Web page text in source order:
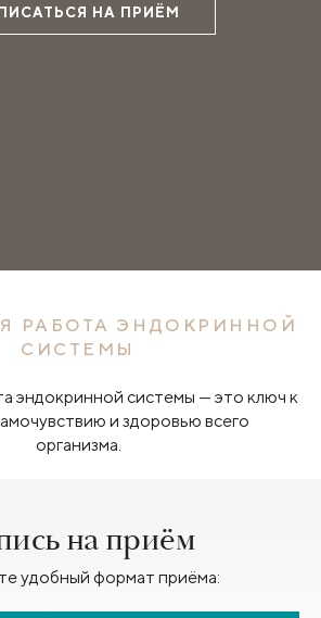
НА ПРИЁМ
РАБОТА ЭНДОКРИННОЙ
СИСТЕМЫ
эндокринной системы — это ключ к
и здоровью всего
организма.
на приём
удобный формат приёма: